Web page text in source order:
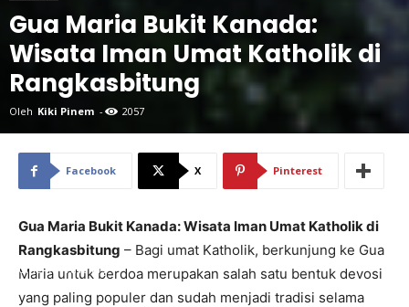
Home Traveling
Gua Maria Bukit Kanada:
Wisata Iman Umat Katholik di
Rangkasbitung
Oleh Kiki Pinem - 2057
Facebook X Pinterest
Gua Maria Bukit Kanada: Wisata Iman Umat Katholik di
Rangkasbitung – Bagi umat Katholik, berkunjung ke Gua
Maria untuk berdoa merupakan salah satu bentuk devosi
yang paling populer dan sudah menjadi tradisi selama